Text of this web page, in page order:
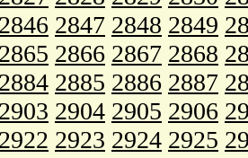
2846 2847 2848 2849
2865 2866 2867 2868
2884 2885 2886 2887
2903 2904 2905 2906
2922 2923 2924 2925